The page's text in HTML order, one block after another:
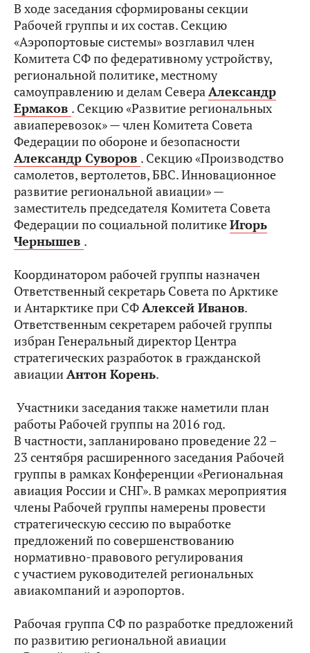
В ходе заседания сформированы секции
Рабочей группы и их состав. Секцию
«Аэропортовые системы» возглавил член
Комитета СФ по федеративному устройству,
региональной политике, местному
самоуправлению и делам СевераАлександр
Ермаков . Секцию «Развитие региональных
авиаперевозок» — член Комитета Совета
Федерации по обороне и безопасности
Александр Суворов . Секцию «Производство
самолетов, вертолетов, БВС. Инновационное
развитие региональной авиации» —
заместитель председателя Комитета Совета
Федерации по социальной политикеИгорь
Чернышев .
Координатором рабочей группы назначен
Ответственный секретарь Совета по Арктике
и Антарктике при СФАлексей Иванов.
Ответственным секретарем рабочей группы
избран Генеральный директор Центра
стратегических разработок в гражданской
авиацииАнтон Корень.
Участники заседания также наметили план
работы Рабочей группы на 2016 год.
В частности, запланировано проведение 22 –
23 сентября расширенного заседания Рабочей
группы в рамках Конференции «Региональная
авиация России и СНГ». В рамках мероприятия
члены Рабочей группы намерены провести
стратегическую сессию по выработке
предложений по совершенствованию
нормативно-правового регулирования
с участием руководителей региональных
авиакомпаний и аэропортов.
Рабочая группа СФ по разработке предложений
по развитию региональной авиации